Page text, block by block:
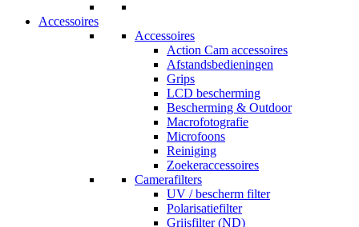
Accessoires
Accessoires
Action Cam accessoires
Afstandsbedieningen
Grips
LCD bescherming
Bescherming & Outdoor
Macrofotografie
Microfoons
Reiniging
Zoekeraccessoires
Camerafilters
UV / bescherm filter
Polarisatiefilter
Grijsfilter (ND)